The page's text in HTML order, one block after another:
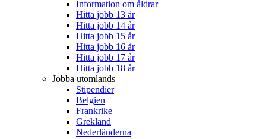
Information om åldrar
Hitta jobb 13 år
Hitta jobb 14 år
Hitta jobb 15 år
Hitta jobb 16 år
Hitta jobb 17 år
Hitta jobb 18 år
Jobba utomlands
Stipendier
Belgien
Frankrike
Grekland
Nederländerna